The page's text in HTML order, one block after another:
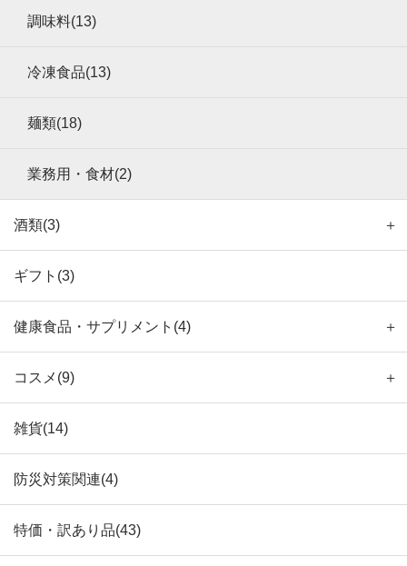
調味料(13)
冷凍食品(13)
麺類(18)
業務用・食材(2)
酒類(3) ＋
ギフト(3)
健康食品・サプリメント(4) ＋
コスメ(9) ＋
雑貨(14)
防災対策関連(4)
特価・訳あり品(43)